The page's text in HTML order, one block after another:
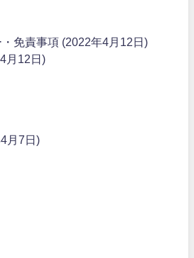
免責事項 (2022年4月12日)
月12日)
月7日)